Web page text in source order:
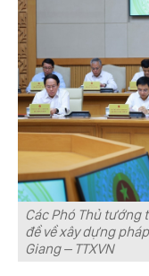
Các Phó Thủ tướng
đề về xây dựng
Giang – TTXVN